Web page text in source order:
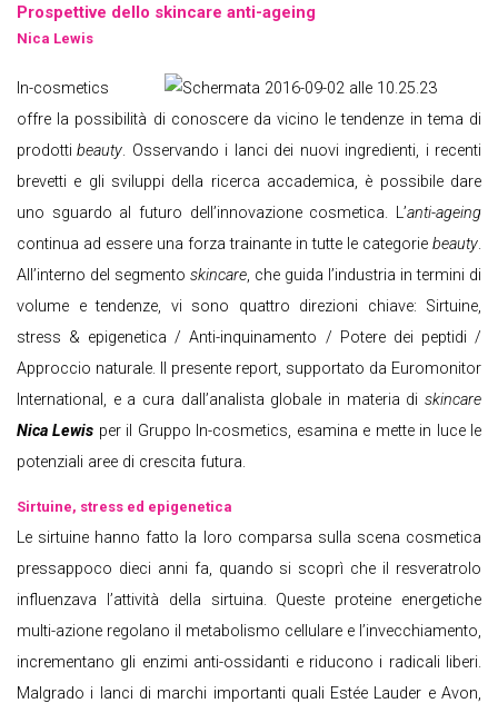
Prospettive dello skincare anti-ageing
Nica Lewis
In-cosmetics
offre la possibilità di conoscere da vicino le tendenze in tema di
prodotti beauty. Osservando i lanci dei nuovi ingredienti, i recenti
brevetti e gli sviluppi della ricerca accademica, è possibile dare
uno sguardo al futuro dell’innovazione cosmetica. L’anti-ageing
continua ad essere una forza trainante in tutte le categorie beauty.
All’interno del segmento skincare, che guida l’industria in termini di
volume e tendenze, vi sono quattro direzioni chiave: Sirtuine,
stress & epigenetica / Anti-inquinamento / Potere dei peptidi /
Approccio naturale. Il presente report, supportato da Euromonitor
International, e a cura dall’analista globale in materia di skincare
Nica Lewis per il Gruppo In-cosmetics, esamina e mette in luce le
potenziali aree di crescita futura.
Sirtuine, stress ed epigenetica
Le sirtuine hanno fatto la loro comparsa sulla scena cosmetica
pressappoco dieci anni fa, quando si scoprì che il resveratrolo
influenzava l’attività della sirtuina. Queste proteine energetiche
multi-azione regolano il metabolismo cellulare e l’invecchiamento,
incrementano gli enzimi anti-ossidanti e riducono i radicali liberi.
Malgrado i lanci di marchi importanti quali Estée Lauder e Avon,